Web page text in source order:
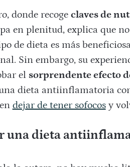
donde recoge claves de
en plenitud, explica que
de dieta es más
Sin embargo, su
el sorprendente efecto
dieta antiinflamatoria
dejar de tener sofocosy
una dieta